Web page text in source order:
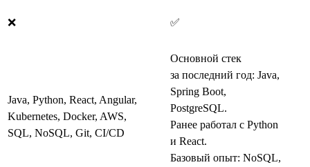
❌ ✅
Java, Python, React, Angular,
Kubernetes, Docker, AWS,
SQL, NoSQL, Git, CI/CD
Основной стек
за последний год: Java,
Spring Boot,
PostgreSQL.
Ранее работал с Python
и React.
Базовый опыт: NoSQL,